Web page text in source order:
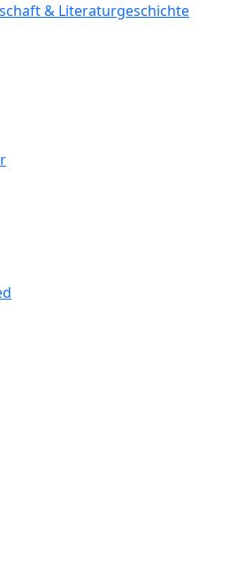
& Literaturgeschichte